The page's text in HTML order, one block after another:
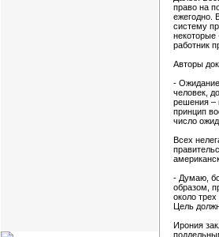
право на
ежегодно.
систему
некоторые
работник
Авторы
-
человек,
решения –
принцип
число
Всех
- Думаю,
образом,
около
Цель
Ирония